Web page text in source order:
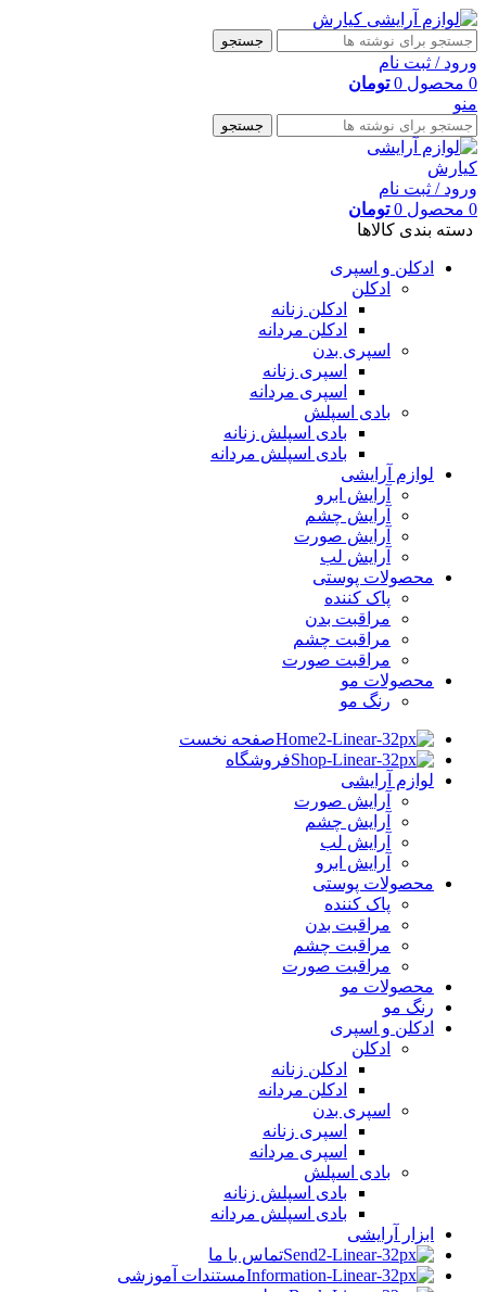
جستجو
ورود / ثبت نام
0 محصول 0 تومان
منو
جستجو
ورود / ثبت نام
0 محصول 0 تومان
دسته بندی کالاها
ادکلن و اسپری
ادکلن
ادکلن زنانه
ادکلن مردانه
اسپری بدن
اسپری زنانه
اسپری مردانه
بادی اسپلش
بادی اسپلش زنانه
بادی اسپلش مردانه
لوازم آرایشی
آرایش ابرو
آرایش چشم
آرایش صورت
آرایش لب
محصولات پوستی
پاک کننده
مراقبت بدن
مراقبت چشم
مراقبت صورت
محصولات مو
رنگ مو
صفحه نخست
فروشگاه
لوازم آرایشی
آرایش صورت
آرایش چشم
آرایش لب
آرایش ابرو
محصولات پوستی
پاک کننده
مراقبت بدن
مراقبت چشم
مراقبت صورت
محصولات مو
رنگ مو
ادکلن و اسپری
ادکلن
ادکلن زنانه
ادکلن مردانه
اسپری بدن
اسپری زنانه
اسپری مردانه
بادی اسپلش
بادی اسپلش زنانه
بادی اسپلش مردانه
ابزار آرایشی
تماس با ما
مستندات آموزشی